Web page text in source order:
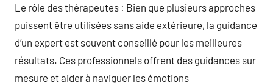
Le rôle des thérapeutes : Bien que plusieurs approches
puissent être utilisées sans aide extérieure, la guidance
d’un expert est souvent conseillé pour les meilleures
résultats. Ces professionnels offrent des guidances sur
mesure et aider à naviguer les émotions